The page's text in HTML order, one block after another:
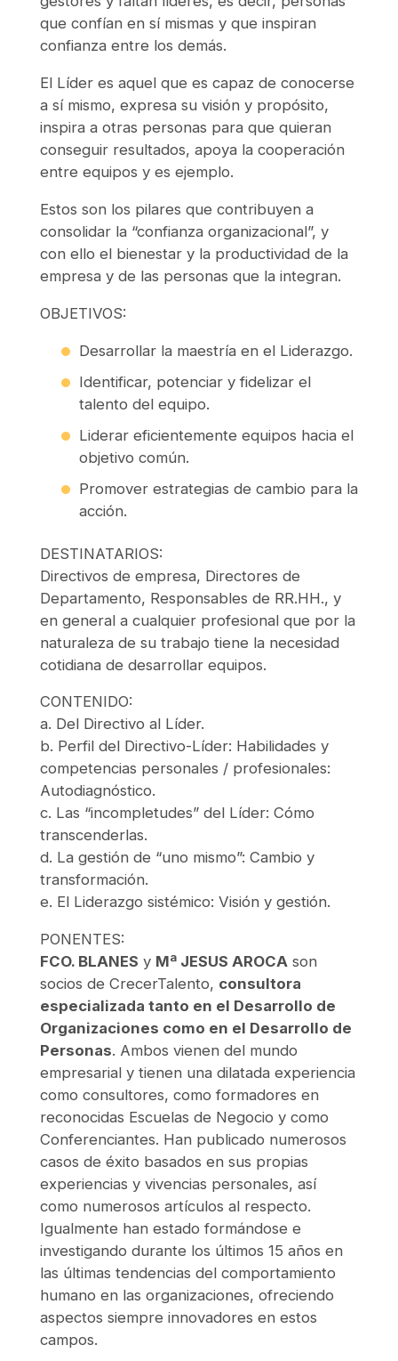
que confían en sí mismas y que inspiran
confianza entre los demás.
El Líder es aquel que es capaz de conocerse
a sí mismo, expresa su visión y propósito,
inspira a otras personas para que quieran
conseguir resultados, apoya la cooperación
entre equipos y es ejemplo.
Estos son los pilares que contribuyen a
consolidar la “confianza organizacional”, y
con ello el bienestar y la productividad de la
empresa y de las personas que la integran.
OBJETIVOS:
Desarrollar la maestría en el Liderazgo.
Identificar, potenciar y fidelizar el
talento del equipo.
Liderar eficientemente equipos hacia el
objetivo común.
Promover estrategias de cambio para la
acción.
DESTINATARIOS:
Directivos de empresa, Directores de
Departamento, Responsables de RR.HH., y
en general a cualquier profesional que por la
naturaleza de su trabajo tiene la necesidad
cotidiana de desarrollar equipos.
CONTENIDO:
a. Del Directivo al Líder.
b. Perfil del Directivo-Líder: Habilidades y
competencias personales / profesionales:
Autodiagnóstico.
c. Las “incompletudes” del Líder: Cómo
transcenderlas.
d. La gestión de “uno mismo”: Cambio y
transformación.
e. El Liderazgo sistémico: Visión y gestión.
PONENTES:
FCO. BLANES y Mª JESUS AROCAson
socios de CrecerTalento, consultora
especializada tanto en el Desarrollo de
Organizaciones como en el Desarrollo de
Personas. Ambos vienen del mundo
empresarial y tienen una dilatada experiencia
como consultores, como formadores en
reconocidas Escuelas de Negocio y como
Conferenciantes. Han publicado numerosos
casos de éxito basados en sus propias
experiencias y vivencias personales, así
como numerosos artículos al respecto.
Igualmente han estado formándose e
investigando durante los últimos 15 años en
las últimas tendencias del comportamiento
humano en las organizaciones, ofreciendo
aspectos siempre innovadores en estos
campos.